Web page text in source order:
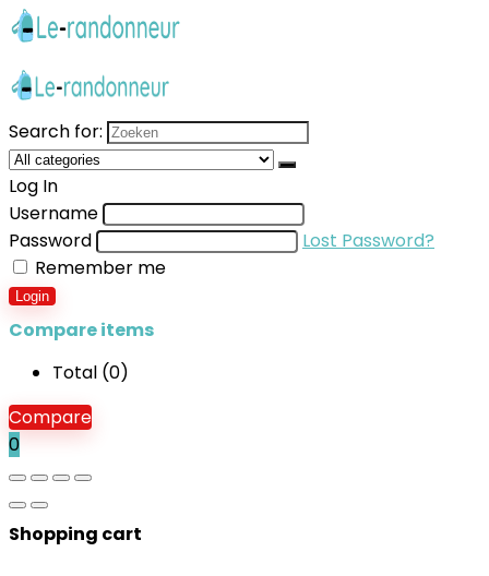
Search for:
Log In
Username
Password
Lost Password?
Remember me
Login
Compare items
Total (0)
Compare
0
Shopping cart